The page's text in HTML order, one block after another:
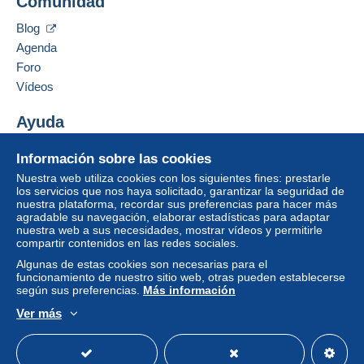
Esta zona incluye
Modo de envío
Pago por:
Carta (tamaño normal)
2,50 €
Carta con seguimiento (formato normal/o
4,00 €
8,00 €
sobre las entregas, debe ser
Identific
arse
Registr
arse
13 CHEMIN DE TORREILLES
66510
Añadir ese vendedor a los favoritos
Ocultar los objetos de este vendedor
Información sobre las cookies
Nuestra web utiliza cookies con los siguientes fines: prestarle
los servicios que nos haya solicitado, garantizar la seguridad de
nuestra plataforma, recordar sus preferencias para hacer más
agradable su navegación, elaborar estadísticas para adaptar
nuestra web a sus necesidades, mostrar vídeos y permitirle
compartir contenidos en las redes sociales.
Algunas de estas cookies son necesarias para el
funcionamiento de nuestro sitio web, otras pueden establecerse
según sus preferencias. Más información
Ver más
Blog
Agenda
Foro
Vídeos
Ayuda
Comprar en Delcampe
Vender en Delcampe
Una página securizada